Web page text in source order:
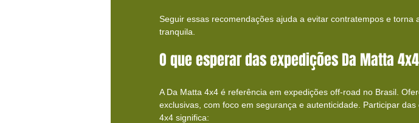
Seguir essas recomendações ajuda a evitar contratempos e torna
tranquila.
O que esperar das expedições Da Matta 4x4
A Da Matta 4x4 é referência em expedições off-road no Brasil.
exclusivas, com foco em segurança e autenticidade. Participar
4x4 significa: